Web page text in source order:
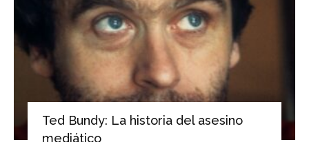
Ted Bundy: La historia del asesino
mediático